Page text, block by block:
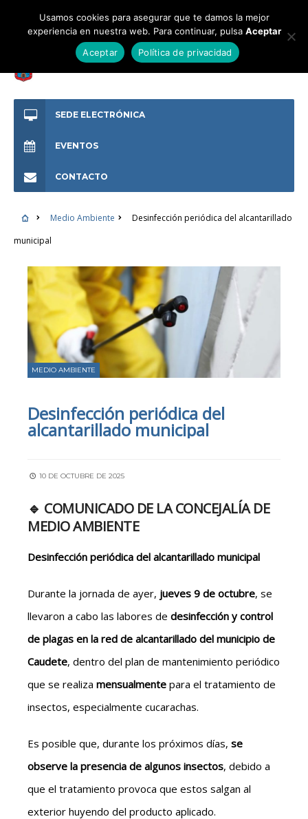
SEDE ELECTRÓNICA
EVENTOS
CONTACTO
Medio Ambiente
Desinfección periódica del alcantarillado
municipal
MEDIO AMBIENTE
Desinfección periódica del
alcantarillado municipal
10 DE OCTUBRE DE 2025
🔹 COMUNICADO DE LA CONCEJALÍA DE
MEDIO AMBIENTE
Desinfección periódica del alcantarillado municipal
Durante la jornada de ayer, jueves 9 de octubre, se
llevaron a cabo las labores de desinfección y control
de plagas en la red de alcantarillado del municipio de
Caudete, dentro del plan de mantenimiento periódico
que se realiza mensualmente para el tratamiento de
insectos, especialmente cucarachas.
Es posible que, durante los próximos días, se
observe la presencia de algunos insectos, debido a
que el tratamiento provoca que estos salgan al
exterior huyendo del producto aplicado.
Usamos cookies para asegurar que te damos la mejor
experiencia en nuestra web. Para continuar, pulsa Aceptar
Aceptar
Política de privacidad